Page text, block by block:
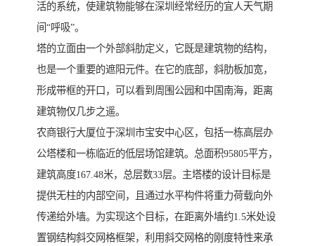
活的系统，使建筑物能够在深圳经常经历的宜人天气期
间“呼吸”。
塔的立面由一个外部斜肋定义，它既是建筑物的结构，
也是一个重要的遮阳元件。在它的底部，斜肋板加宽，
形成带框的开口，可以看到周围公园和中国南海，距离
建筑物仅几步之遥。
农商银行大厦位于深圳市宝安中心区，包括一栋高层办
公塔楼和一栋临近的低层场馆建筑。总面积95805平方，
建筑高度167.48米，总层数33层。主塔楼的设计目标是
提供无柱的内部空间，且通过水平构件将重力荷载向外
传递给外墙。为实现这个目标，在距离外墙约1.5米处设
置钢结构斜交网格框架，利用斜交网格的刚度特性来承